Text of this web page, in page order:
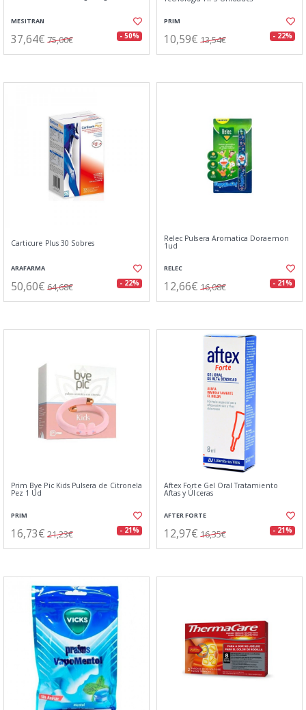
MESITRAN
37,64€ 75,00€ - 50%
PRIM
10,59€ 13,54€ - 22%
Carticure Plus 30 Sobres
ARAFARMA
50,60€ 64,68€ - 22%
Relec Pulsera Aromatica Doraemon
1ud
RELEC
12,66€ 16,08€ - 21%
Prim Bye Pic Kids Pulsera de Citronela
Pez 1 Ud
PRIM
16,73€ 21,23€ - 21%
Aftex Forte Gel Oral Tratamiento
Aftas y Úlceras
AFTER FORTE
12,97€ 16,35€ - 21%